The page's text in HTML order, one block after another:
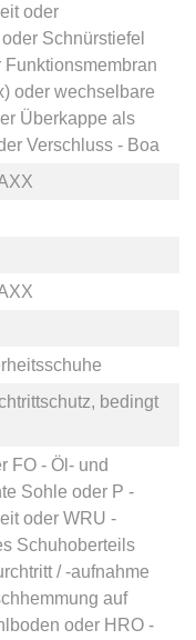
oder
oder Schnürstiefel
Funktionsmembran
oder wechselbare
Überkappe als
Verschluss - Boa
bedingt
FO - Öl- und
Sohle oder P -
oder WRU -
Schuhoberteils
/ -aufnahme
auf
oder HRO -